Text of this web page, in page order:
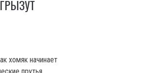
хомяк начинает